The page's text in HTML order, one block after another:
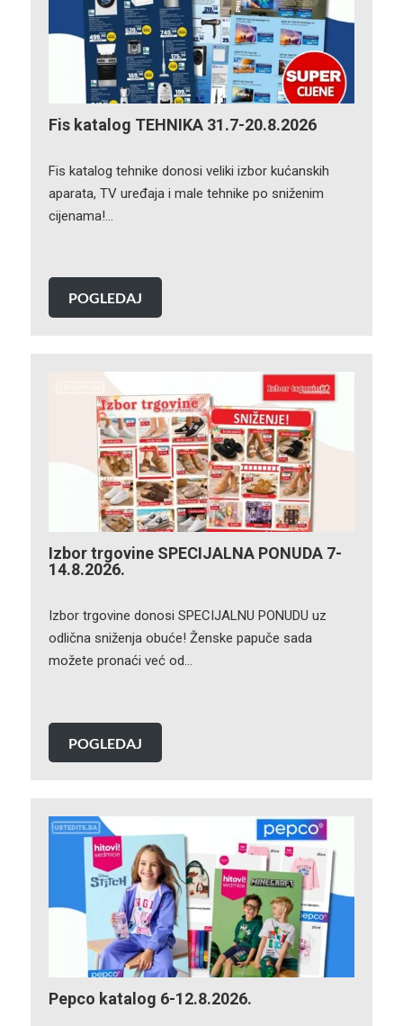
Fis katalog TEHNIKA 31.7-20.8.2026
Fis katalog tehnike donosi veliki izbor kućanskih
aparata, TV uređaja i male tehnike po sniženim
cijenama!…
POGLEDAJ
Izbor trgovine SPECIJALNA PONUDA 7-
14.8.2026.
Izbor trgovine donosi SPECIJALNU PONUDU uz
odlična sniženja obuće! Ženske papuče sada
možete pronaći već od…
POGLEDAJ
Pepco katalog 6-12.8.2026.